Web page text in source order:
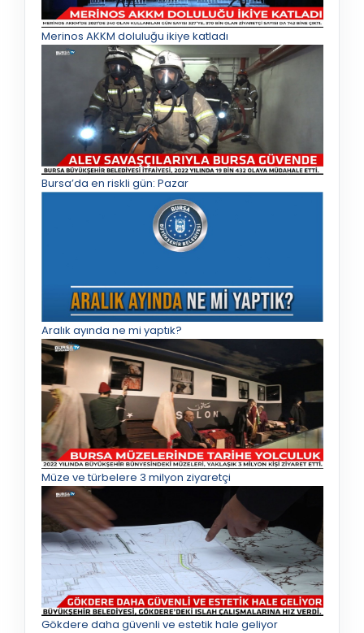
Merinos AKKM doluluğu ikiye katladı
Bursa’da en riskli gün: Pazar
Aralık ayında ne mi yaptık?
Müze ve türbelere 3 milyon ziyaretçi
Gökdere daha güvenli ve estetik hale geliyor